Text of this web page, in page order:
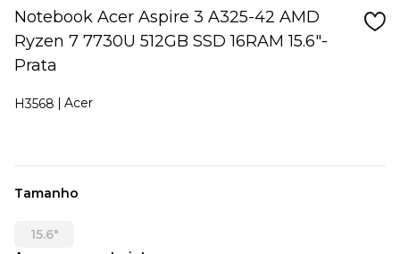
Notebook Acer Aspire 3 A325-42 AMD
Ryzen 7 7730U 512GB SSD 16RAM 15.6"-
Prata
H3568 Acer
Tamanho
15.6"